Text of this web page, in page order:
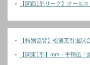
【関西1部リーグ】オール
【特別協賛】松浦英引退試
【関東1部】mm・平翔伍「